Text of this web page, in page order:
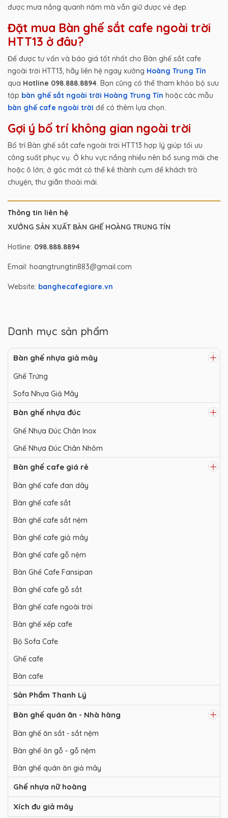
được mưa nắng quanh năm mà vẫn giữ được vẻ đẹp.
Đặt mua Bàn ghế sắt cafe ngoài trời
HTT13 ở đâu?
Để được tư vấn và báo giá tốt nhất cho Bàn ghế sắt cafe
ngoài trời HTT13, hãy liên hệ ngay xưởng Hoàng Trung Tín
qua Hotline 098.888.8894 . Bạn cũng có thể tham khảo bộ sưu
tập bàn ghế sắt ngoài trời Hoàng Trung Tín hoặc các mẫu
bàn ghế cafe ngoài trời để có thêm lựa chọn.
Gợi ý bố trí không gian ngoài trời
Bố trí Bàn ghế sắt cafe ngoài trời HTT13 hợp lý giúp tối ưu
công suất phục vụ. Ở khu vực nắng nhiều nên bổ sung mái che
hoặc ô lớn; ở góc mát có thể kê thành cụm để khách trò
chuyện, thư giãn thoải mái.
Thông tin liên hệ
XƯỞNG SẢN XUẤT BÀN GHẾ HOÀNG TRUNG TÍN
Hotline: 098.888.8894
Email: hoangtrungtin883@gmail.com
Website: banghecafegiare.vn
Danh mục sản phẩm
Bàn ghế nhựa giả mây
Ghế Trứng
Sofa Nhựa Giả Mây
Bàn ghế nhựa đúc
Ghế Nhựa Đúc Chân Inox
Ghế Nhựa Đúc Chân Nhôm
Bàn ghế cafe giá rẻ
Bàn ghế cafe đan dây
Bàn ghế cafe sắt
Bàn ghế cafe sắt nệm
Bàn ghế cafe giả mây
Bàn ghế cafe gỗ nệm
Bàn Ghế Cafe Fansipan
Bàn ghế cafe gỗ sắt
Bàn ghế cafe ngoài trời
Bàn ghế xếp cafe
Bộ Sofa Cafe
Ghế cafe
Bàn cafe
Sản Phẩm Thanh Lý
Bàn ghế quán ăn - Nhà hàng
Bàn ghế ăn sắt - sắt nệm
Bàn ghế ăn gỗ - gỗ nệm
Bàn ghế quán ăn giả mây
Ghế nhựa nữ hoàng
Xích đu giả mây